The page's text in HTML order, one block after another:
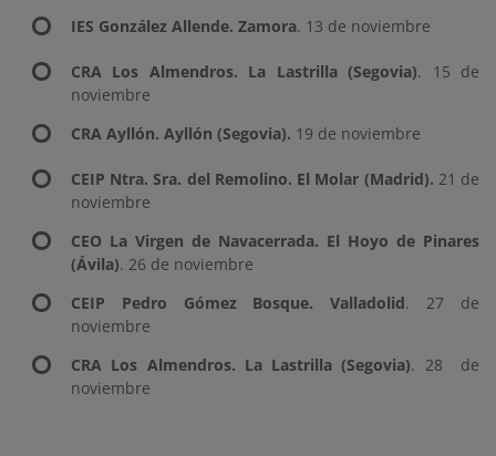
IES González Allende. Zamora. 13 de noviembre
CRA Los Almendros. La Lastrilla (Segovia). 15 de
noviembre
CRA Ayllón. Ayllón (Segovia). 19 de noviembre
CEIP Ntra. Sra. del Remolino. El Molar (Madrid). 21 de
noviembre
CEO La Virgen de Navacerrada. El Hoyo de Pinares
(Ávila). 26 de noviembre
CEIP Pedro Gómez Bosque. Valladolid. 27 de
noviembre
CRA Los Almendros. La Lastrilla (Segovia). 28 de
noviembre